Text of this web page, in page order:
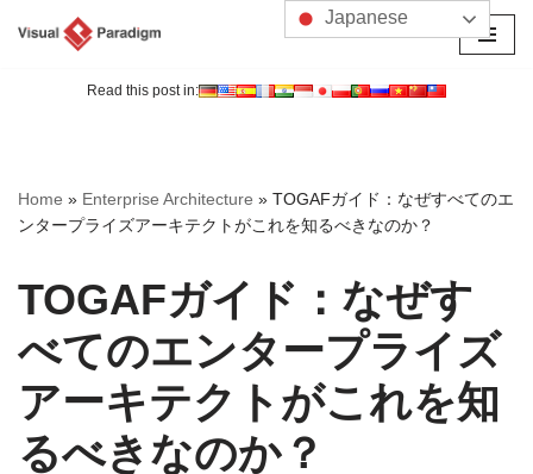
へ
ス
ッ
プ
Read this post in:
Home » Enterprise Architecture » TOGAFガイド：なぜすべてのエ
ンタープライズアーキテクトがこれを知るべきなのか？
TOGAFガイド：なぜす
べてのエンタープライズ
アーキテクトがこれを知
るべきなのか？
Japanese